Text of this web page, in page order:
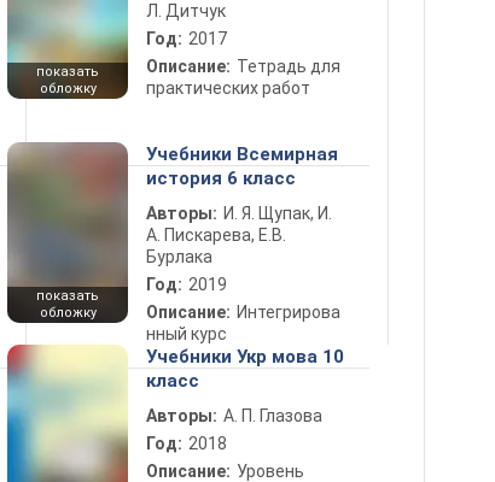
показать
обложку
Л. Дитчук
Год: 2017
Описание: Тетрадь для
практических работ
показать
обложку
Учебники Всемирная
история 6 класс
Авторы: И. Я. Щупак, И.
А. Пискарева, Е.В.
Бурлака
Год: 2019
Описание: Интегрирова
нный курс
Учебники Укр мова 10
класс
Авторы: А. П. Глазова
Год: 2018
Описание: Уровень